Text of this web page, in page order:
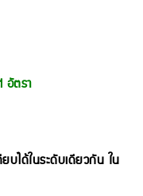
ตรา
ได้ในระดับเดียวกัน ใน